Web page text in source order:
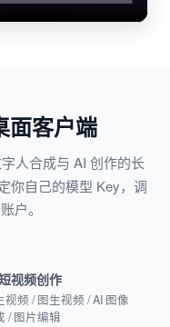
面客户端
人合成与 AI 创作的长
你自己的模型 Key，调
户。
视频创作
视频 / 图生视频 / AI 图像
/ 图片编辑